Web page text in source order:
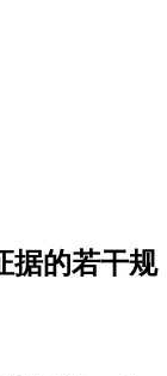
据的若干规